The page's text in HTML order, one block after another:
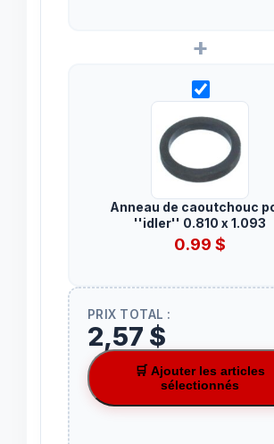
+
Anneau de caoutchouc
''idler'' 0.810 x 1.093
0.99 $
PRIX TOTAL :
2,57 $
🛒 Ajouter les articles
sélectionnés